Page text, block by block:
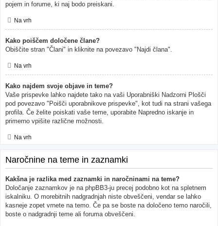
pojem in forume, ki naj bodo preiskani.
Na vrh
Kako poiščem določene člane?
Obiščite stran "Člani" in kliknite na povezavo "Najdi člana".
Na vrh
Kako najdem svoje objave in teme?
Vaše prispevke lahko najdete tako na vaši Uporabniški Nadzorni Plošči
pod povezavo "Poišči uporabnikove prispevke", kot tudi na strani vašega
profila. Če želite poiskati vaše teme, uporabite Napredno iskanje in
primerno vpišite različne možnosti.
Na vrh
Naročnine na teme in zaznamki
Kakšna je razlika med zaznamki in naročninami na teme?
Določanje zaznamkov je na phpBB3-ju precej podobno kot na spletnem
iskalniku. O morebitnih nadgradnjah niste obveščeni, vendar se lahko
kasneje zopet vrnete na temo. Če pa se boste na določeno temo naročili,
boste o nadgradnji teme ali foruma obveščeni.